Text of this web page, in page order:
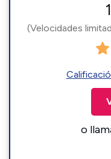
(Velocidades
o